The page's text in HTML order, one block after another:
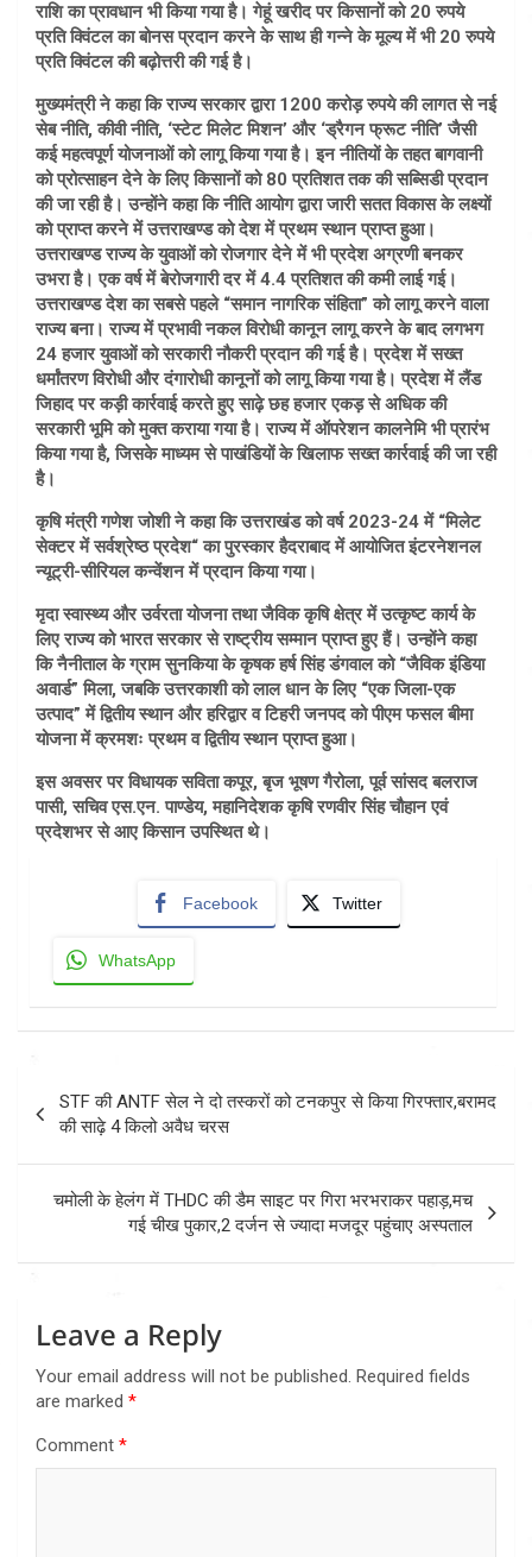
राशि का प्रावधान भी किया गया है। गेहूं खरीद पर किसानों को 20 रुपये
प्रति क्विंटल का बोनस प्रदान करने के साथ ही गन्ने के मूल्य में भी 20 रुपये
प्रति क्विंटल की बढ़ोत्तरी की गई है।
मुख्यमंत्री ने कहा कि राज्य सरकार द्वारा 1200 करोड़ रुपये की लागत से नई
सेब नीति, कीवी नीति, ‘स्टेट मिलेट मिशन’ और ‘ड्रैगन फ्रूट नीति’ जैसी
कई महत्वपूर्ण योजनाओं को लागू किया गया है। इन नीतियों के तहत बागवानी
को प्रोत्साहन देने के लिए किसानों को 80 प्रतिशत तक की सब्सिडी प्रदान
की जा रही है। उन्होंने कहा कि नीति आयोग द्वारा जारी सतत विकास के लक्ष्यों
को प्राप्त करने में उत्तराखण्ड को देश में प्रथम स्थान प्राप्त हुआ।
उत्तराखण्ड राज्य के युवाओं को रोजगार देने में भी प्रदेश अग्रणी बनकर
उभरा है। एक वर्ष में बेरोजगारी दर में 4.4 प्रतिशत की कमी लाई गई।
उत्तराखण्ड देश का सबसे पहले “समान नागरिक संहिता” को लागू करने वाला
राज्य बना। राज्य में प्रभावी नकल विरोधी कानून लागू करने के बाद लगभग
24 हजार युवाओं को सरकारी नौकरी प्रदान की गई है। प्रदेश में सख्त
धर्मांतरण विरोधी और दंगारोधी कानूनों को लागू किया गया है। प्रदेश में लैंड
जिहाद पर कड़ी कार्रवाई करते हुए साढ़े छह हजार एकड़ से अधिक की
सरकारी भूमि को मुक्त कराया गया है। राज्य में ऑपरेशन कालनेमि भी प्रारंभ
किया गया है, जिसके माध्यम से पाखंडियों के खिलाफ सख्त कार्रवाई की जा रही
है।
कृषि मंत्री गणेश जोशी ने कहा कि उत्तराखंड को वर्ष 2023-24 में “मिलेट
सेक्टर में सर्वश्रेष्ठ प्रदेश“ का पुरस्कार हैदराबाद में आयोजित इंटरनेशनल
न्यूट्री-सीरियल कन्वेंशन में प्रदान किया गया।
मृदा स्वास्थ्य और उर्वरता योजना तथा जैविक कृषि क्षेत्र में उत्कृष्ट कार्य के
लिए राज्य को भारत सरकार से राष्ट्रीय सम्मान प्राप्त हुए हैं। उन्होंने कहा
कि नैनीताल के ग्राम सुनकिया के कृषक हर्ष सिंह डंगवाल को “जैविक इंडिया
अवार्ड” मिला, जबकि उत्तरकाशी को लाल धान के लिए “एक जिला-एक
उत्पाद” में द्वितीय स्थान और हरिद्वार व टिहरी जनपद को पीएम फसल बीमा
योजना में क्रमशः प्रथम व द्वितीय स्थान प्राप्त हुआ।
इस अवसर पर विधायक सविता कपूर, बृज भूषण गैरोला, पूर्व सांसद बलराज
पासी, सचिव एस.एन. पाण्डेय, महानिदेशक कृषि रणवीर सिंह चौहान एवं
प्रदेशभर से आए किसान उपस्थित थे।
Facebook Twitter
WhatsApp
Post
navigation
STF की ANTF सेल ने दो तस्करों को टनकपुर से किया गिरफ्तार,बरामद
की साढ़े 4 किलो अवैध चरस
चमोली के हेलंग में THDC की डैम साइट पर गिरा भरभराकर पहाड़,मच
गई चीख पुकार,2 दर्जन से ज्यादा मजदूर पहुंचाए अस्पताल
Leave a Reply
Your email address will not be published. Required fields
are marked *
Comment *